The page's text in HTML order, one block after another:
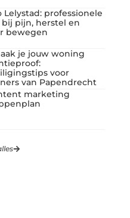
Lelystad: professionele
pijn, herstel en
bewegen
je jouw woning
voor
van Papendrecht
marketing